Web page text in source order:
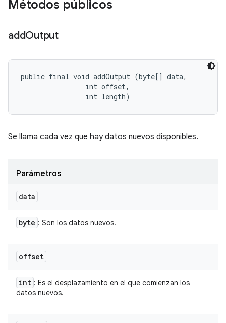
Métodos públicos
addOutput
public final void addOutput (byte[] data,
                int offset,
                int length)
Se llama cada vez que hay datos nuevos disponibles.
Parámetros
data
byte : Son los datos nuevos.
offset
int : Es el desplazamiento en el que comienzan los
datos nuevos.